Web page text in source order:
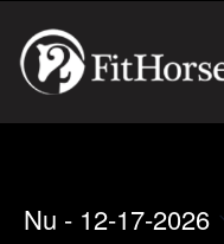
Nu - 12-17-2026